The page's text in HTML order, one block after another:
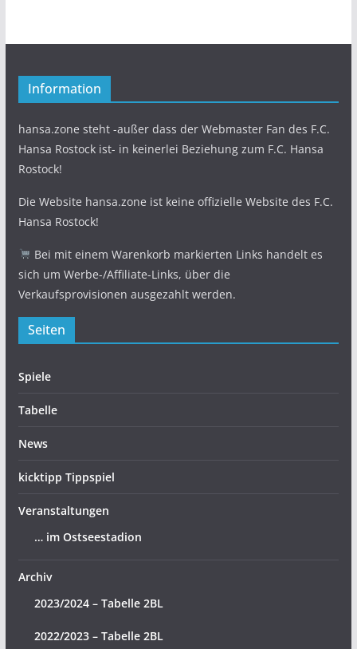
Information
hansa.zone steht -außer dass der Webmaster Fan des F.C.
Hansa Rostock ist- in keinerlei Beziehung zum F.C. Hansa
Rostock!
Die Website hansa.zone ist keine offizielle Website des F.C.
Hansa Rostock!
Bei mit einem Warenkorb markierten Links handelt es
sich um Werbe-/Affiliate-Links, über die
Verkaufsprovisionen ausgezahlt werden.
Seiten
Spiele
Tabelle
News
kicktipp Tippspiel
Veranstaltungen
… im Ostseestadion
Archiv
2023/2024 – Tabelle 2BL
2022/2023 – Tabelle 2BL